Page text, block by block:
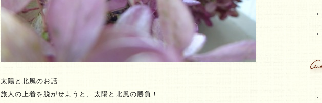
太陽と北風のお話
旅人の上着を脱がせようと、太陽と北風の勝負！